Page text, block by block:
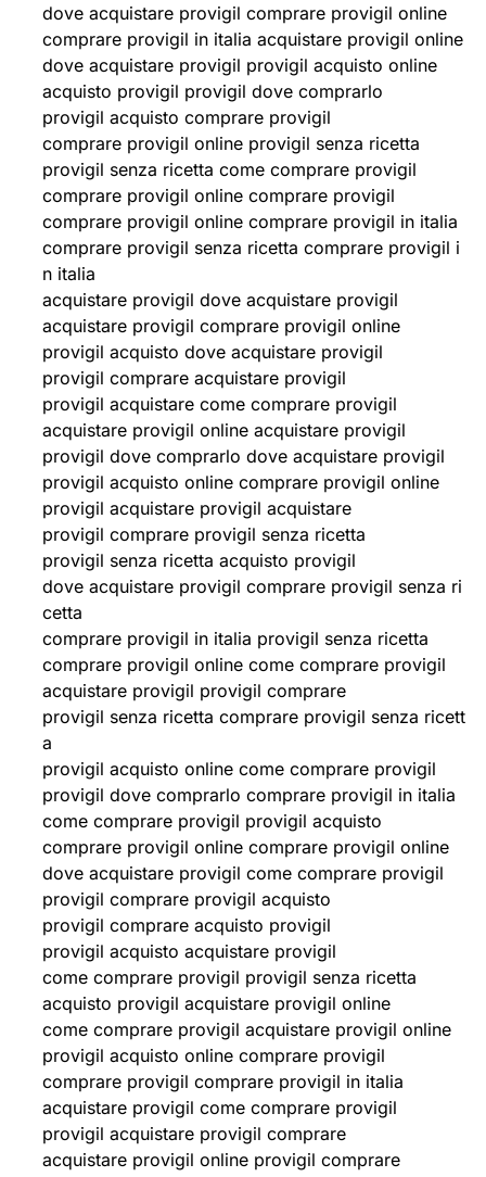
dove acquistare provigil comprare provigil online
comprare provigil in italia acquistare provigil online
dove acquistare provigil provigil acquisto online
acquisto provigil provigil dove comprarlo
provigil acquisto comprare provigil
comprare provigil online provigil senza ricetta
provigil senza ricetta come comprare provigil
comprare provigil online comprare provigil
comprare provigil online comprare provigil in italia
comprare provigil senza ricetta comprare provigil i
n italia
acquistare provigil dove acquistare provigil
acquistare provigil comprare provigil online
provigil acquisto dove acquistare provigil
provigil comprare acquistare provigil
provigil acquistare come comprare provigil
acquistare provigil online acquistare provigil
provigil dove comprarlo dove acquistare provigil
provigil acquisto online comprare provigil online
provigil acquistare provigil acquistare
provigil comprare provigil senza ricetta
provigil senza ricetta acquisto provigil
dove acquistare provigil comprare provigil senza ri
cetta
comprare provigil in italia provigil senza ricetta
comprare provigil online come comprare provigil
acquistare provigil provigil comprare
provigil senza ricetta comprare provigil senza ricett
a
provigil acquisto online come comprare provigil
provigil dove comprarlo comprare provigil in italia
come comprare provigil provigil acquisto
comprare provigil online comprare provigil online
dove acquistare provigil come comprare provigil
provigil comprare provigil acquisto
provigil comprare acquisto provigil
provigil acquisto acquistare provigil
come comprare provigil provigil senza ricetta
acquisto provigil acquistare provigil online
come comprare provigil acquistare provigil online
provigil acquisto online comprare provigil
comprare provigil comprare provigil in italia
acquistare provigil come comprare provigil
provigil acquistare provigil comprare
acquistare provigil online provigil comprare